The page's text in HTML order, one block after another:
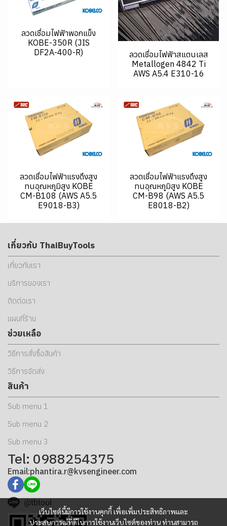
ลวดเชื่อมไฟฟ้าพอกแข็ง
KOBE-350R (JIS
DF2A-400-R)
ลวดเชื่อมไฟฟ้าสแตนเลส
Metallogen 4842 Ti
AWS A5.4 E310-16
ลวดเชื่อมไฟฟ้าแรงดึงสูง
ทนอุณหภูมิสูง KOBE
CM-B108 (AWS A5.5
E9018-B3)
ลวดเชื่อมไฟฟ้าแรงดึงสูง
ทนอุณหภูมิสูง KOBE
CM-B98 (AWS A5.5
E8018-B2)
เว็บไซต์นี้มีการใช้งานคุกกี้ เพื่อเพิ่มประสิทธิภาพและ
ประสบการณ์ที่ดีในการใช้งานเว็บไซต์ของท่าน ท่านสามารถ
เกี่ยวกับ ThaiBuyTools
เกี่ยวกับเรา
บริการของเรา
ติดต่อเรา
แผนที่ร้าน
ช่วยเหลือ
วิธีการสั่งซื้อสินค้า
วิธีการจัดส่ง
สินค้า
Sub menu 1
Sub menu 2
Sub menu 3
Tel: 0988254375
Email:phantira.r@kvsengineer.com
@tbtool